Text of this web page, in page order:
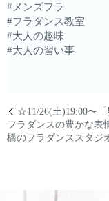
#メンズフラ
#フラダンス教室
#大人の趣味
#大人の習い事
☆11/26(土)19:00〜
フラダンスの豊かな表
橋のフラダンススタジ